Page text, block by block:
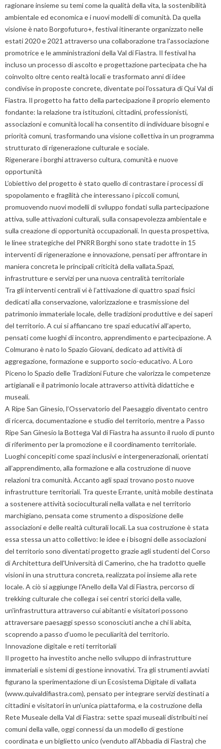
ragionare insieme su temi come la qualità della vita, la sostenibilità
ambientale ed economica e i nuovi modelli di comunità. Da quella
visione è nato Borgofuturo+, festival itinerante organizzato nelle
estati 2020 e 2021 attraverso una collaborazione tra l'associazione
promotrice e le amministrazioni della Val di Fiastra. Il festival ha
incluso un processo di ascolto e progettazione partecipata che ha
coinvolto oltre cento realtà locali e trasformato anni di idee
condivise in proposte concrete, diventate poi l'ossatura di Qui Val di
Fiastra. Il progetto ha fatto della partecipazione il proprio elemento
fondante: la relazione tra istituzioni, cittadini, professionisti,
associazioni e comunità locali ha consentito di individuare bisogni e
priorità comuni, trasformando una visione collettiva in un programma
strutturato di rigenerazione culturale e sociale.
Rigenerare i borghi attraverso cultura, comunità e nuove
opportunità
L’obiettivo del progetto è stato quello di contrastare i processi di
spopolamento e fragilità che interessano i piccoli comuni,
promuovendo nuovi modelli di sviluppo fondati sulla partecipazione
attiva, sulle attivazioni culturali, sulla consapevolezza ambientale e
sulla creazione di opportunità occupazionali. In questa prospettiva,
le linee strategiche del PNRR Borghi sono state tradotte in 15
interventi di rigenerazione e innovazione, pensati per affrontare in
maniera concreta le principali criticità della vallata.Spazi,
infrastrutture e servizi per una nuova centralità territoriale
Tra gli interventi centrali vi è l’attivazione di quattro spazi fisici
dedicati alla conservazione, valorizzazione e trasmissione del
patrimonio immateriale locale, delle tradizioni produttive e dei saperi
del territorio. A cui si affiancano tre spazi educativi all’aperto,
pensati come luoghi di incontro, apprendimento e partecipazione. A
Colmurano è nato lo Spazio Giovani, dedicato ad attività di
aggregazione, formazione e supporto socio-educativo. A Loro
Piceno lo Spazio delle Tradizioni Future che valorizza le competenze
artigianali e il patrimonio locale attraverso attività didattiche e
museali.
A Ripe San Ginesio, l’Osservatorio del Paesaggio diventato centro
di ricerca, documentazione e studio del territorio, mentre a Passo
Ripe San Ginesio la Bottega Val di Fiastra ha assunto il ruolo di punto
di riferimento per la promozione e il coordinamento territoriale.
Luoghi concepiti come spazi inclusivi e intergenerazionali, orientati
all’apprendimento, alla formazione e alla costruzione di nuove
relazioni tra comunità. Accanto agli spazi trovano posto nuove
infrastrutture territoriali. Tra queste Errante, unità mobile destinata
a sostenere attività socioculturali nella vallata e nel territorio
marchigiano, pensata come strumento a disposizione delle
associazioni e delle realtà culturali locali. La sua costruzione è stata
essa stessa un atto collettivo: le idee e i bisogni delle associazioni
del territorio sono diventati progetto grazie agli studenti del Corso
di Architettura dell'Università di Camerino, che ha tradotto quelle
visioni in una struttura concreta, realizzata poi insieme alla rete
locale. A ciò si aggiunge l'Anello della Val di Fiastra, percorso di
trekking culturale che collega i sei centri storici della valle,
un'infrastruttura attraverso cui abitanti e visitatori possono
attraversare paesaggi spesso sconosciuti anche a chi li abita,
scoprendo a passo d’uomo le peculiarità del territorio.
Innovazione digitale e reti territoriali
Il progetto ha investito anche nello sviluppo di infrastrutture
immateriali e sistemi di gestione innovativi. Tra gli strumenti avviati
figurano la sperimentazione di un Ecosistema Digitale di vallata
(www.quivaldifiastra.com), pensato per integrare servizi destinati a
cittadini e visitatori in un’unica piattaforma, e la costruzione della
Rete Museale della Val di Fiastra: sette spazi museali distribuiti nei
comuni della valle, oggi connessi da un modello di gestione
coordinata e un biglietto unico (venduto all’Abbadia di Fiastra) che